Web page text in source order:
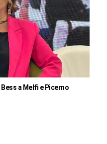
a Melfi e Picerno